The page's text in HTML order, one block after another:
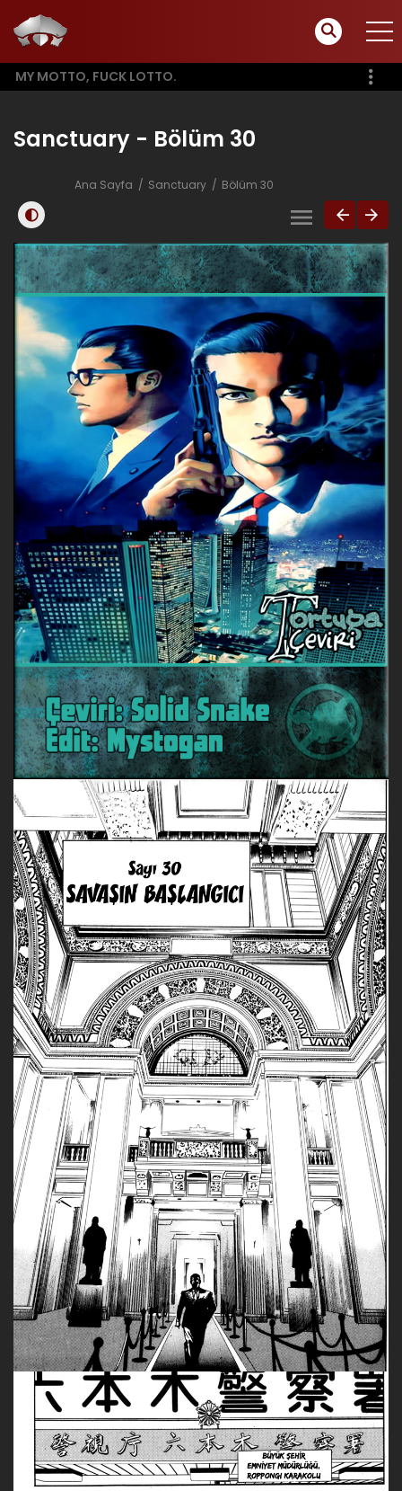
MY MOTTO, FUCK LOTTO.
Sanctuary - Bölüm 30
Ana Sayfa Sanctuary Bölüm 30